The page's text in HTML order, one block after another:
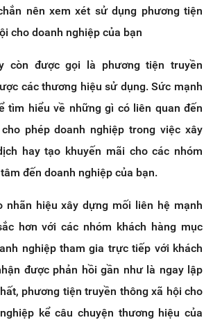
nên xem xét sử dụng phương tiện
cho doanh nghiệp của bạn
còn được gọi là phương tiện truyền
các thương hiệu sử dụng. Sức mạnh
tìm hiểu về những gì có liên quan đến
phép doanh nghiệp trong việc xây
hay tạo khuyến mãi cho các nhóm
đến doanh nghiệp của bạn.
nhãn hiệu xây dựng mối liên hệ mạnh
hơn với các nhóm khách hàng mục
nghiệp tham gia trực tiếp với khách
được phản hồi gần như là ngay lập
phương tiện truyền thông xã hội cho
kể câu chuyện thương hiệu của